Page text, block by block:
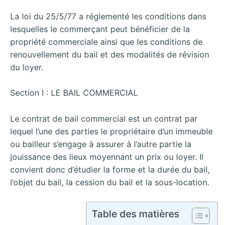
La loi du 25/5/77 a réglementé les conditions dans
lesquelles le commerçant peut bénéficier de la
propriété commerciale ainsi que les conditions de
renouvellement du bail et des modalités de révision
du loyer.
Section I : LE BAIL COMMERCIAL
Le contrat de bail commercial est un contrat par
lequel l’une des parties le propriétaire d’un immeuble
ou bailleur s’engage à assurer à l’autre partie la
jouissance des lieux moyennant un prix ou loyer. Il
convient donc d’étudier la forme et la durée du bail,
l’objet du bail, la cession du bail et la sous-location.
Table des matières